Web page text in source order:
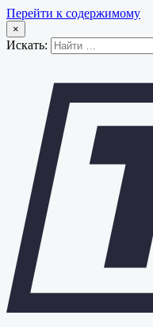
Перейти к содержимому
×
Искать: